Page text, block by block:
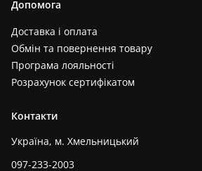
Допомога
Доставка і оплата
Обмін та повернення товару
Програма лояльності
Розрахунок сертифікатом
Контакти
Україна, м. Хмельницький
097-233-2003